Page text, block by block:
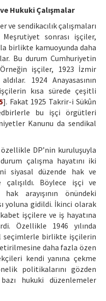
Hukuki Çalışmalar
ve sendikacılık çalışmaları
sonrası işçiler,
birlikte kamuoyunda daha
Bu durum Cumhuriyetin
işçiler, 1923 İzmir
1924 Anayasasının
kısa sürede çeşitli
]. Fakat 1925 Takrir-i Sükûn
bu işçi örgütleri
Kanunu da sendikal
DP’nin kuruluşuyla
çalışma hayatını iki
siyasal düzende hak ve
Böylece işçi ve
arayışının önündeki
yoluna gidildi. İkinci olarak
işçilere ve iş hayatına
Özellikle 1946 yılında
seçimlerle birlikte işçilerin
daha fazla özen
kendi yanına çekme
politikalarını gözden
hukuki düzenlemeler